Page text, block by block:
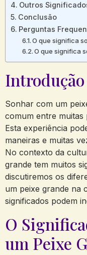
Outros
Conclusão
Perguntas
O que significa
O que significa
Introdução
Sonhar com um
comum entre muitas
Esta experiência
maneiras e muitas
No contexto da
grande tem muitos
discutiremos os
um peixe grande na
significados podem
O
um Peixe